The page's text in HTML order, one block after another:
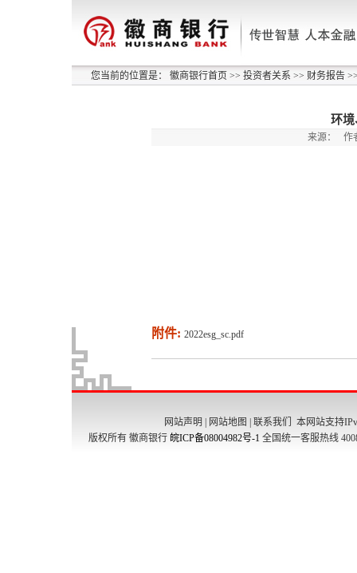
您当前的位置是： 徽商银行首页 >> 投资者关系 >> 财务报告
环境
来源： 作
附件: 2022esg_sc.pdf
网站声明 网站地图 联系我们
本网站支持
版权所有 徽商银行 皖ICP备08004982号-1 全国统一客服热线